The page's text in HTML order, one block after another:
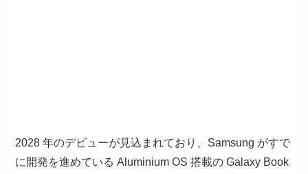
2028 年のデビューが見込まれており、Samsung がすで
に開発を進めている Aluminium OS 搭載の Galaxy Book